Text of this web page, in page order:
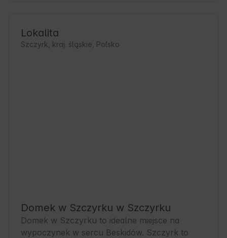
Lokalita
Szczyrk, kraj. śląskie, Poľsko
Domek w Szczyrku w Szczyrku
Domek w Szczyrku to idealne miejsce na
wypoczynek w sercu Beskidów. Szczyrk to